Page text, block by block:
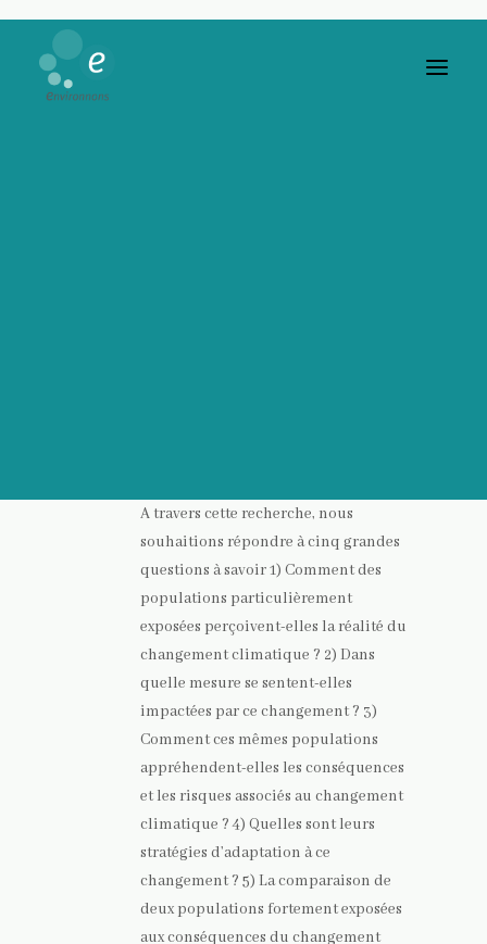
A travers cette recherche, nous
souhaitions répondre à cinq grandes
questions à savoir 1) Comment des
populations particulièrement
exposées perçoivent-elles la réalité du
changement climatique ? 2) Dans
quelle mesure se sentent-elles
impactées par ce changement ? 3)
Comment ces mêmes populations
appréhendent-elles les conséquences
et les risques associés au changement
climatique ? 4) Quelles sont leurs
stratégies d’adaptation à ce
changement ? 5) La comparaison de
deux populations fortement exposées
aux conséquences du changement